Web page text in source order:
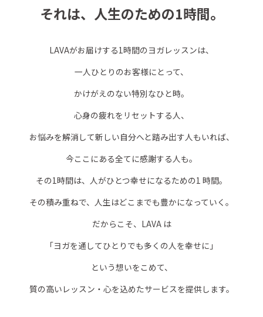
それは、人生のための1時間。
LAVAがお届けする1時間のヨガレッスンは、
一人ひとりのお客様にとって、
かけがえのない特別なひと時。
心身の疲れをリセットする人、
お悩みを解消して新しい自分へと踏み出す人もいれば、
今ここにある全てに感謝する人も。
その1時間は、人がひとつ幸せになるための1 時間。
その積み重ねで、人生はどこまでも豊かになっていく。
だからこそ、LAVA は
「ヨガを通してひとりでも多くの人を幸せに」
という想いをこめて、
質の高いレッスン・心を込めたサービスを提供します。